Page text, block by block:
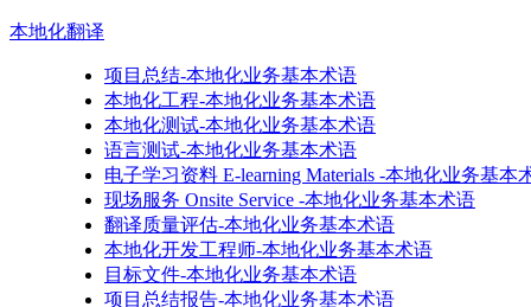
本地化翻译
项目总结-本地化业务基本术语
本地化工程-本地化业务基本术语
本地化测试-本地化业务基本术语
语言测试-本地化业务基本术语
电子学习资料 E-learning Materials -本地化业务基本
现场服务 Onsite Service -本地化业务基本术语
翻译质量评估-本地化业务基本术语
本地化开发工程师-本地化业务基本术语
目标文件-本地化业务基本术语
项目总结报告-本地化业务基本术语